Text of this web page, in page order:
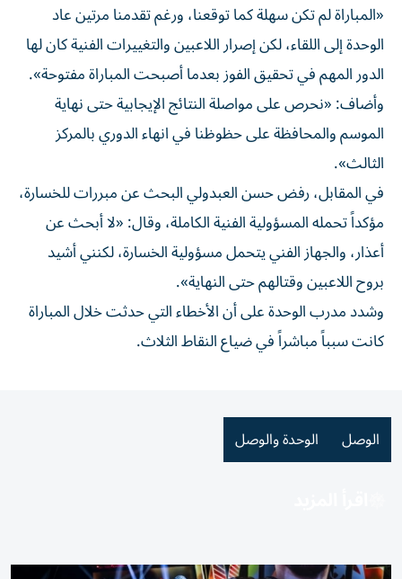
«المباراة لم تكن سهلة كما توقعنا، ورغم تقدمنا مرتين عاد
الوحدة إلى اللقاء، لكن إصرار اللاعبين والتغييرات الفنية كان لها
الدور المهم في تحقيق الفوز بعدما أصبحت المباراة مفتوحة».
وأضاف: «نحرص على مواصلة النتائج الإيجابية حتى نهاية
الموسم والمحافظة على حظوظنا في انهاء الدوري بالمركز
الثالث».
في المقابل، رفض حسن العبدولي البحث عن مبررات للخسارة،
مؤكداً تحمله المسؤولية الفنية الكاملة، وقال: «لا أبحث عن
أعذار، والجهاز الفني يتحمل مسؤولية الخسارة، لكنني أشيد
بروح اللاعبين وقتالهم حتى النهاية».
وشدد مدرب الوحدة على أن الأخطاء التي حدثت خلال المباراة
كانت سبباً مباشراً في ضياع النقاط الثلاث.
الوصل الوحدة والوصل